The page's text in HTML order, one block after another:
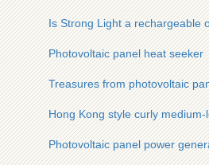
Is Strong Light a rechargeable
Photovoltaic panel heat seeker
Treasures from photovoltaic
Hong Kong style curly
Photovoltaic panel power